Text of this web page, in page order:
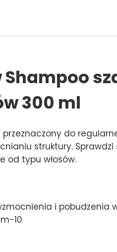
Shampoo
300 ml
do
struktury.
od typu włosów.
i pobudzenia
10